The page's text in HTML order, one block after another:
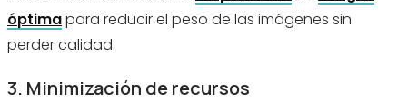
óptimapara reducir el peso de las imágenes sin
perder calidad.
3. Minimización de recursos